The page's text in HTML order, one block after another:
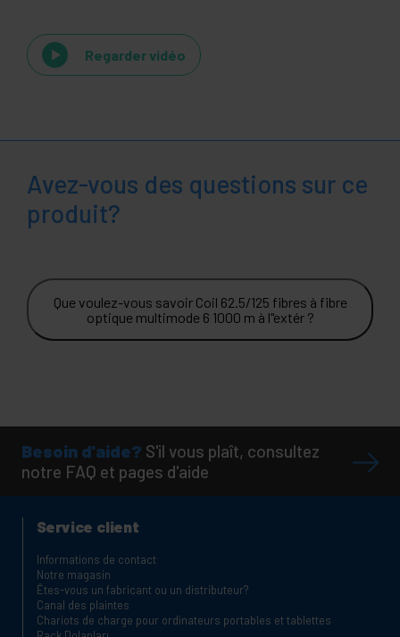
Regarder vidéo
Avez-vous des questions sur ce
produit?
Que voulez-vous savoir Coil 62.5/125 fibres à fibre
optique multimode 6 1000 m à l"extér ?
Besoin d'aide? S'il vous plaît, consultez
notre FAQ et pages d'aide
Service client
Informations de contact
Notre magasin
Êtes-vous un fabricant ou un distributeur?
Canal des plaintes
Chariots de charge pour ordinateurs portables et tablettes